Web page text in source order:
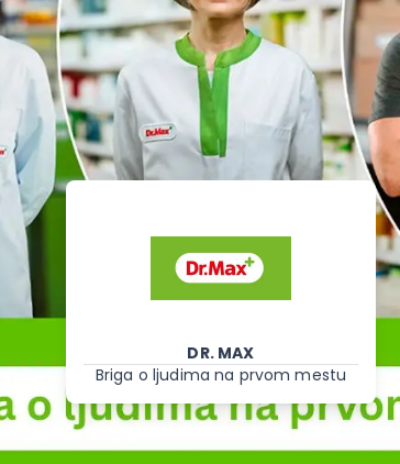
DR. MAX
Briga o ljudima na prvom mestu